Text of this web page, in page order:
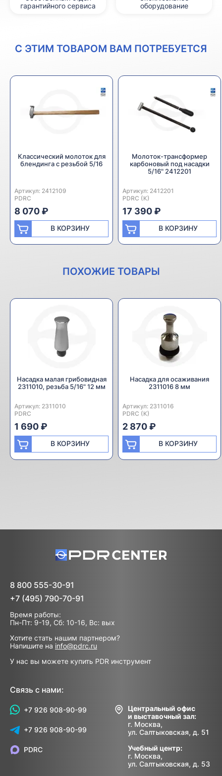
гарантийного сервиса
оборудование
С ЭТИМ ТОВАРОМ ВАМ ПОТРЕБУЕТСЯ
Классический молоток для
блендинга с резьбой 5/16
Артикул: 2412109
Производитель:
PDRC
8 070 ₽
В КОРЗИНУ
Молоток-трансформер
карбоновый под насадки
5/16" 2412201
Артикул: 2412201
Производитель:
PDRC (K)
17 390 ₽
В КОРЗИНУ
ПОХОЖИЕ ТОВАРЫ
Насадка малая грибовидная
2311010, резьба 5/16" 12 мм
Артикул: 2311010
Производитель:
PDRC
1 690 ₽
В КОРЗИНУ
Насадка для осаживания
2311016 8 мм
Артикул: 2311016
Производитель:
PDRC (K)
2 870 ₽
В КОРЗИНУ
8 800 555-30-91
+7 (495) 790-70-91
Время работы:
Пн-Пт: 9-19, Сб: 10-16, Вс: вых
Хотите стать нашим партнером?
Напишите на info@pdrc.ru
У нас вы можете купить PDR инструмент
Связь с нами:
+7 926 908-90-99
+7 926 908-90-99
Центральный офис
и выставочный зал:
г. Москва,
ул. Салтыковская, д. 51
Учебный центр:
г. Москва,
ул. Салтыковская, д. 53
PDRC